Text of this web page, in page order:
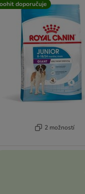
doporučuje
2 možností